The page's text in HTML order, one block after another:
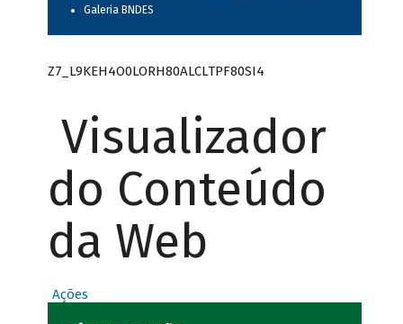
Galeria BNDES
Z7_L9KEH4O0LORH80ALCLTPF80SI4
Visualizador
do Conteúdo
da Web
Ações